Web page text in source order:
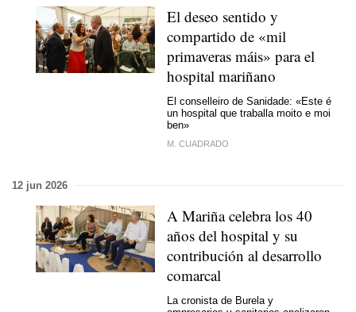
El deseo sentido y
compartido de «mil
primaveras máis» para el
hospital mariñano
El conselleiro de Sanidade: «Este é
un hospital que traballa moito e moi
ben»
M. CUADRADO
12 jun 2026
A Mariña celebra los 40
años del hospital y su
contribución al desarrollo
comarcal
La cronista de Burela y